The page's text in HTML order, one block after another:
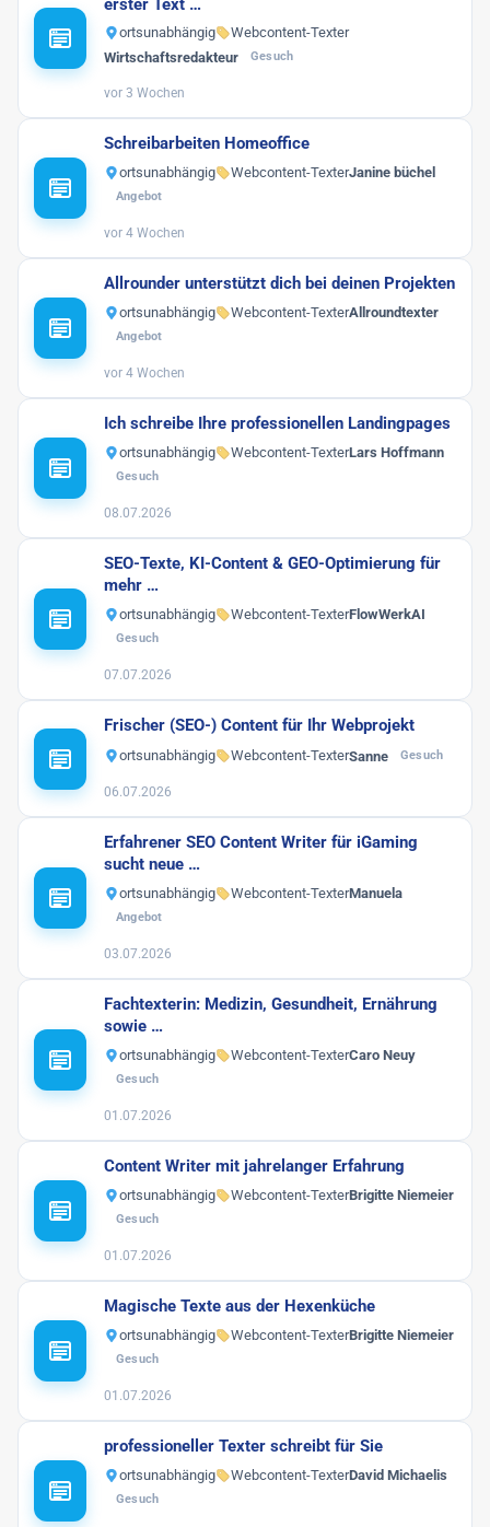
erster Text …
ortsunabhängig
Webcontent-Texter
Wirtschaftsredakteur
Gesuch
vor 3 Wochen
Schreibarbeiten Homeoffice
ortsunabhängig Webcontent-TexterJanine büchel
Angebot
vor 4 Wochen
Allrounder unterstützt dich bei deinen Projekten
ortsunabhängig Webcontent-TexterAllroundtexter
Angebot
vor 4 Wochen
Ich schreibe Ihre professionellen Landingpages
ortsunabhängig Webcontent-TexterLars Hoffmann
Gesuch
08.07.2026
SEO-Texte, KI-Content & GEO-Optimierung für
mehr …
ortsunabhängig Webcontent-TexterFlowWerkAI
Gesuch
07.07.2026
Frischer (SEO-) Content für Ihr Webprojekt
ortsunabhängig Webcontent-TexterSanne Gesuch
06.07.2026
Erfahrener SEO Content Writer für iGaming
sucht neue …
ortsunabhängig Webcontent-TexterManuela
Angebot
03.07.2026
Fachtexterin: Medizin, Gesundheit, Ernährung
sowie …
ortsunabhängig Webcontent-TexterCaro Neuy
Gesuch
01.07.2026
Content Writer mit jahrelanger Erfahrung
ortsunabhängig Webcontent-TexterBrigitte Niemeier
Gesuch
01.07.2026
Magische Texte aus der Hexenküche
ortsunabhängig Webcontent-TexterBrigitte Niemeier
Gesuch
01.07.2026
professioneller Texter schreibt für Sie
ortsunabhängig Webcontent-TexterDavid Michaelis
Gesuch